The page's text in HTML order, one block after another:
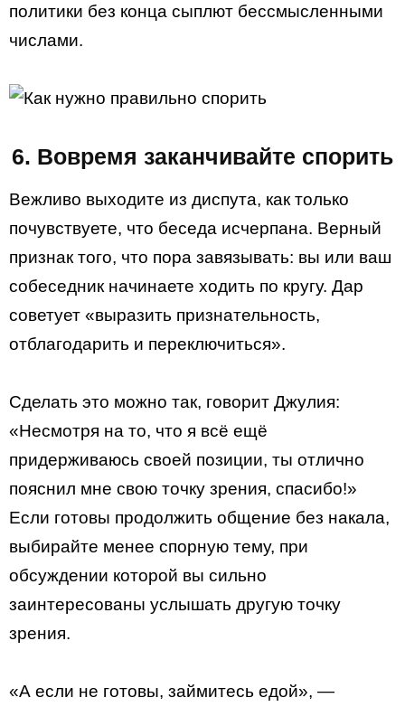
политики без конца сыплют бессмысленными
числами.
6. Вовремя заканчивайте спорить
Вежливо выходите из диспута, как только
почувствуете, что беседа исчерпана. Верный
признак того, что пора завязывать: вы или ваш
собеседник начинаете ходить по кругу. Дар
советует «выразить признательность,
отблагодарить и переключиться».
Сделать это можно так, говорит Джулия:
«Несмотря на то, что я всё ещё
придерживаюсь своей позиции, ты отлично
пояснил мне свою точку зрения, спасибо!»
Если готовы продолжить общение без накала,
выбирайте менее спорную тему, при
обсуждении которой вы сильно
заинтересованы услышать другую точку
зрения.
«А если не готовы, займитесь едой», —